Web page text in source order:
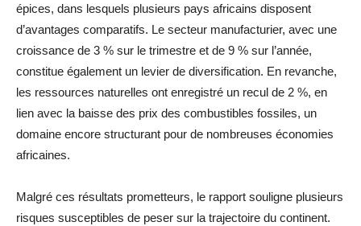
épices, dans lesquels plusieurs pays africains disposent
d’avantages comparatifs. Le secteur manufacturier, avec une
croissance de 3 % sur le trimestre et de 9 % sur l’année,
constitue également un levier de diversification. En revanche,
les ressources naturelles ont enregistré un recul de 2 %, en
lien avec la baisse des prix des combustibles fossiles, un
domaine encore structurant pour de nombreuses économies
africaines.
Malgré ces résultats prometteurs, le rapport souligne plusieurs
risques susceptibles de peser sur la trajectoire du continent.